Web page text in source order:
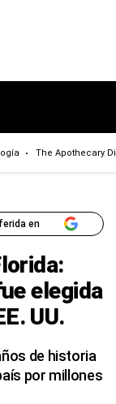
The Apothecary
en
elegida
UU.
de historia
por millones